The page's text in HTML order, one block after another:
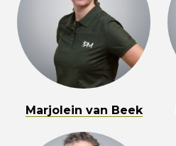
Marjolein van Beek